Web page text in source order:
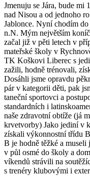
Jmenuju se Jára, bude mi
nad Nisou a od jednoho
Jablonce. Nyní chodím
n.N. Mým největším
začal již v pěti letech v
mateřské školy v
TK Koškovi Liberec s
zažili, hodně trénovali,
Dosáhli jsme opravdu
pár v kategorii děti, pak
taneční sportovci a
standardních i
naše zdravotní obtíže (já
krvetvorby) Jako jediní v
získali výkonnostní třídu
B je hodně těžké a museli
v půl osmé do školy a
víkendů strávili na
s trenéry klubovými i